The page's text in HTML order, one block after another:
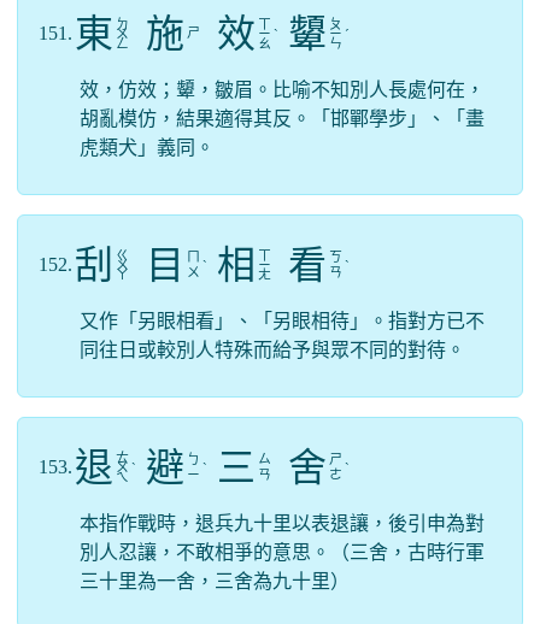
151. 東 ㄉ
ㄨ
ㄥ 施 ㄕ 效 ㄧ
ㄠ
ˋ 顰 ㄆ
ㄧ
ㄣ
ˊ
效，仿效；顰，皺眉。比喻不知別人長處何在，
胡亂模仿，結果適得其反。「邯鄲學步」、「畫
虎類犬」義同。
152. 刮 ㄍ
ㄨ
ㄚ 目
ㄨ ˋ 相 ㄧ
ㄤ 看 ㄎ
ㄢ ˋ
又作「另眼相看」、「另眼相待」。指對方已不
同往日或較別人特殊而給予與眾不同的對待。
153. 退 ㄊ
ㄨ
ㄟ
ˋ 避 ㄅ
ㄧ ˋ 三 ㄙ
ㄢ
舍 ㄕ
ㄜ ˋ
本指作戰時，退兵九十里以表退讓，後引申為對
別人忍讓，不敢相爭的意思。（三舍，古時行軍
三十里為一舍，三舍為九十里）